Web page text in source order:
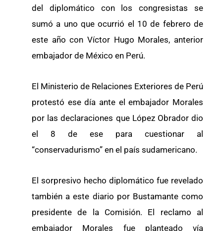
del diplomático con los congresistas se
sumó a uno que ocurrió el 10 de febrero de
este año con Víctor Hugo Morales, anterior
embajador de México en Perú.
El Ministerio de Relaciones Exteriores de Perú
protestó ese día ante el embajador Morales
por las declaraciones que López Obrador dio
el 8 de ese para cuestionar al
“conservadurismo” en el país sudamericano.
El sorpresivo hecho diplomático fue revelado
también a este diario por Bustamante como
presidente de la Comisión. El reclamo al
embajador Morales fue planteado vía